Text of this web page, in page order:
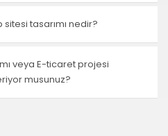
tasarımı nedir?
veya E-ticaret projesi
musunuz?